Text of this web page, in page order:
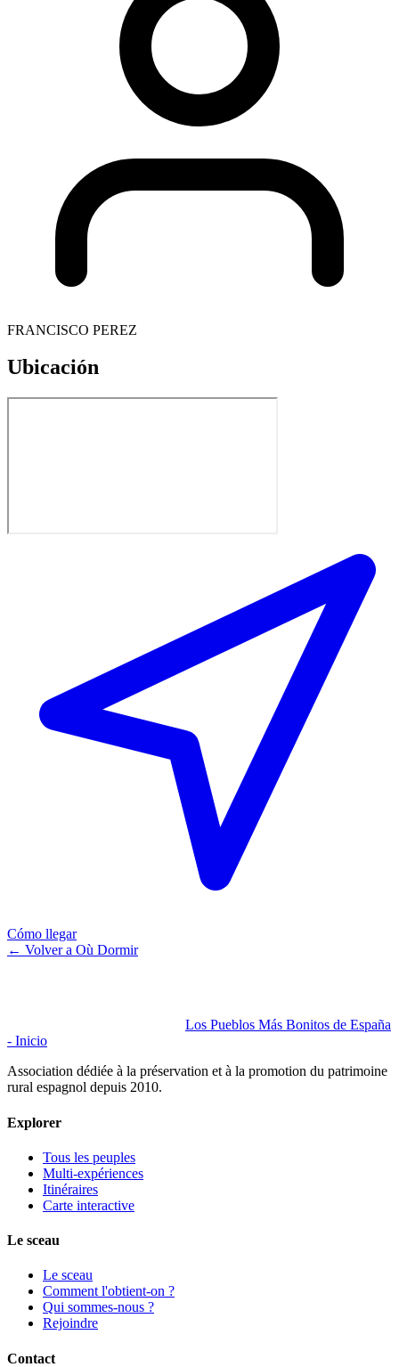
FRANCISCO PEREZ
Ubicación
Cómo llegar
← Volver a Où Dormir
Los Pueblos Más Bonitos de España
- Inicio
Association dédiée à la préservation et à la promotion du patrimoine
rural espagnol depuis 2010.
Explorer
Tous les peuples
Multi-expériences
Itinéraires
Carte interactive
Le sceau
Le sceau
Comment l'obtient-on ?
Qui sommes-nous ?
Rejoindre
Contact